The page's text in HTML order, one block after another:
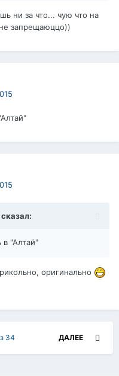
ни за что... чую что на
запрещаюццо))
"Алтай"
оригинально
ДАЛЕЕ
34